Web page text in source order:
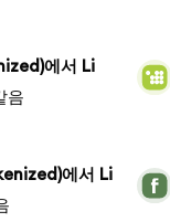
에서 Li
음
에서 Li